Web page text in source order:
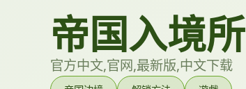
帝国入境所
官方中文,官网,最新版,中文下载